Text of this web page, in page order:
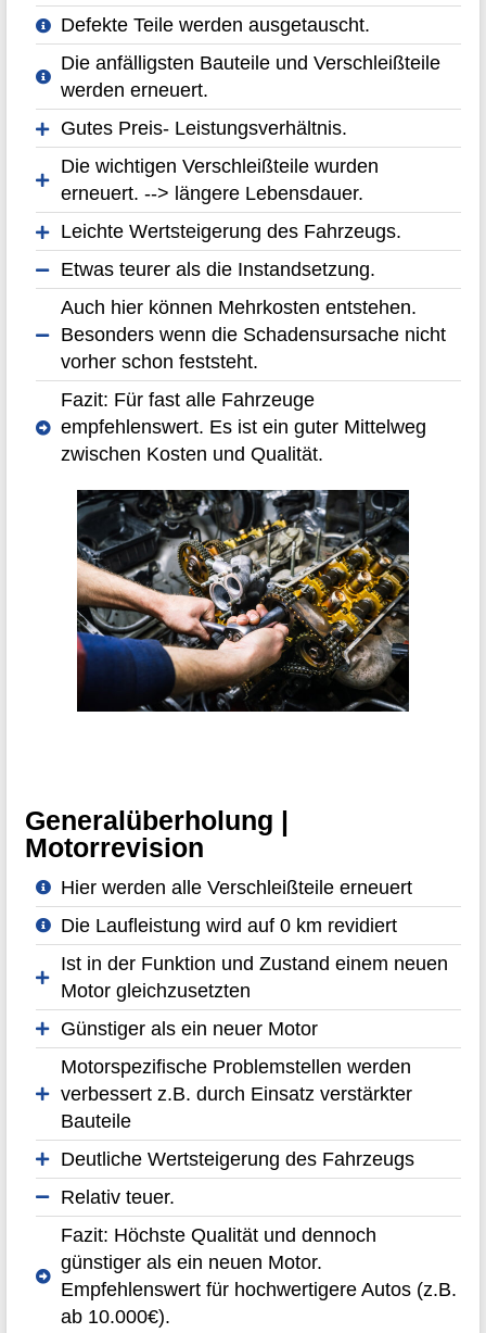
Defekte Teile werden ausgetauscht.
Die anfälligsten Bauteile und Verschleißteile
werden erneuert.
Gutes Preis- Leistungsverhältnis.
Die wichtigen Verschleißteile wurden
erneuert. --> längere Lebensdauer.
Leichte Wertsteigerung des Fahrzeugs.
Etwas teurer als die Instandsetzung.
Auch hier können Mehrkosten entstehen.
Besonders wenn die Schadensursache nicht
vorher schon feststeht.
Fazit: Für fast alle Fahrzeuge
empfehlenswert. Es ist ein guter Mittelweg
zwischen Kosten und Qualität.
Generalüberholung |
Motorrevision
Hier werden alle Verschleißteile erneuert
Die Laufleistung wird auf 0 km revidiert
Ist in der Funktion und Zustand einem neuen
Motor gleichzusetzten
Günstiger als ein neuer Motor
Motorspezifische Problemstellen werden
verbessert z.B. durch Einsatz verstärkter
Bauteile
Deutliche Wertsteigerung des Fahrzeugs
Relativ teuer.
Fazit: Höchste Qualität und dennoch
günstiger als ein neuen Motor.
Empfehlenswert für hochwertigere Autos (z.B.
ab 10.000€).